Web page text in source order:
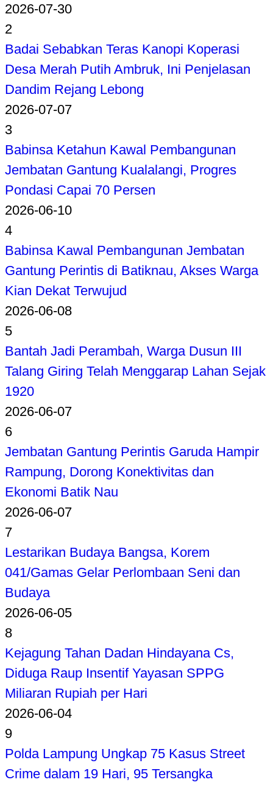
2026-07-30
2
Badai Sebabkan Teras Kanopi Koperasi
Desa Merah Putih Ambruk, Ini Penjelasan
Dandim Rejang Lebong
2026-07-07
3
Babinsa Ketahun Kawal Pembangunan
Jembatan Gantung Kualalangi, Progres
Pondasi Capai 70 Persen
2026-06-10
4
Babinsa Kawal Pembangunan Jembatan
Gantung Perintis di Batiknau, Akses Warga
Kian Dekat Terwujud
2026-06-08
5
Bantah Jadi Perambah, Warga Dusun III
Talang Giring Telah Menggarap Lahan Sejak
1920
2026-06-07
6
Jembatan Gantung Perintis Garuda Hampir
Rampung, Dorong Konektivitas dan
Ekonomi Batik Nau
2026-06-07
7
Lestarikan Budaya Bangsa, Korem
041/Gamas Gelar Perlombaan Seni dan
Budaya
2026-06-05
8
Kejagung Tahan Dadan Hindayana Cs,
Diduga Raup Insentif Yayasan SPPG
Miliaran Rupiah per Hari
2026-06-04
9
Polda Lampung Ungkap 75 Kasus Street
Crime dalam 19 Hari, 95 Tersangka